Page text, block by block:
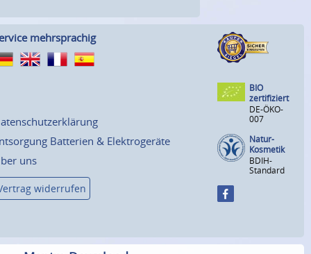
mehrsprachig
Batterien & Elektrogeräte
uns
widerrufen
BIO
zertifiziert
DE-ÖKO-
007
Natur-
Kosmetik
BDIH-
Standard